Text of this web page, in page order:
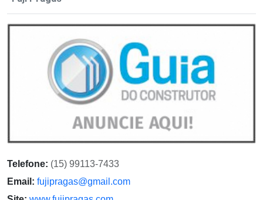
Telefone: (15) 99113-7433
Email: fujipragas@gmail.com